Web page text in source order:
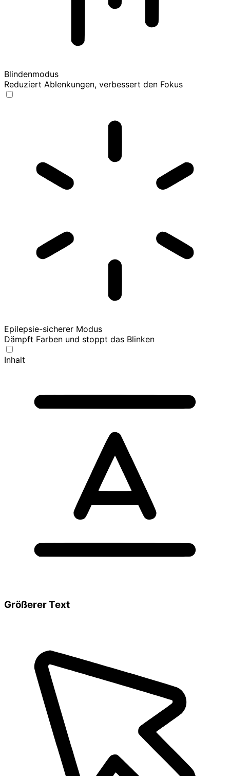
Blindenmodus
Reduziert Ablenkungen, verbessert den Fokus
Epilepsie-sicherer Modus
Dämpft Farben und stoppt das Blinken
Inhalt
Größerer Text